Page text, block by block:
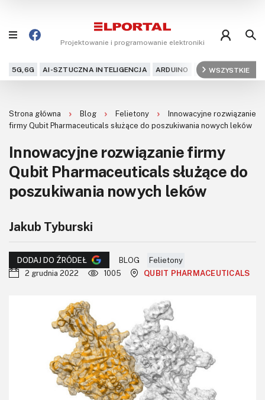
Projektowanie i programowanie elektroniki
5G,6G AI-SZTUCZNA INTELIGENCJA ARDUINO ARM AUDIO
WSZYSTKIE
Projekty
Kursy
DIY+
KITy AVT
Newsletter
Magazyny
Archiwum
Strona główna Blog Felietony
Innowacyjne rozwiązanie
firmy Qubit Pharmaceuticals służące do poszukiwania nowych leków
Innowacyjne rozwiązanie firmy
Qubit Pharmaceuticals służące do
poszukiwania nowych leków
Jakub Tyburski
DODAJ DO ŹRÓDEŁ BLOG
Felietony
2 grudnia 2022
1005 QUBIT PHARMACEUTICALS